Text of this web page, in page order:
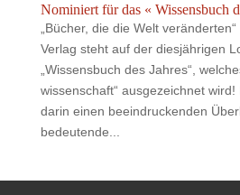
Nominiert für das « Wissensbuch
„Bücher, die die Welt
Verlag steht auf der diesjährigen
„Wissensbuch des Jahres“,
wissenschaft“ ausgezeichnet
darin einen beeindruckenden
bedeutende...